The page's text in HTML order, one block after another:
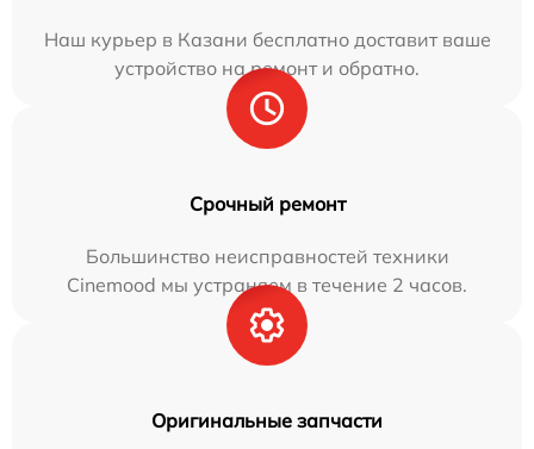
Наш курьер в Казани бесплатно доставит ваше
устройство на ремонт и обратно.
Срочный ремонт
Большинство неисправностей техники
Cinemood мы устраняем в течение 2 часов.
Оригинальные запчасти